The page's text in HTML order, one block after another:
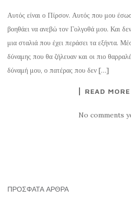
Αυτός είναι ο Πίρσον. Αυτός που μου
βοηθάει να ανεβώ τον Γολγοθά μου. Και
μια σταλιά που έχει περάσει τα εξήντα.
δύναμης που θα ζήλευαν και οι πιο
δύναμή μου, ο πατέρας που δεν […]
READ MORE
No comments
ΠΡΌΣΦΑΤΑ ΆΡΘΡΑ